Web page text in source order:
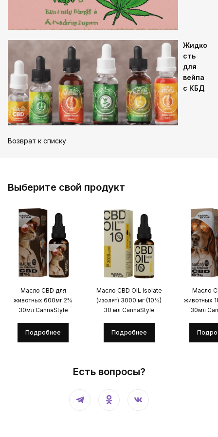
Жидко
сть
для
вейпа
с КБД
Возврат к списку
Выберите свой продукт
Масло CBD для
животных 600мг 2%
30мл CannaStyle
Подробнее
Масло CBD OIL Isolate
(изолят) 3000 мг (10%)
30 мл CannaStyle
Подробнее
Масло
животных
30мл
Есть вопросы?